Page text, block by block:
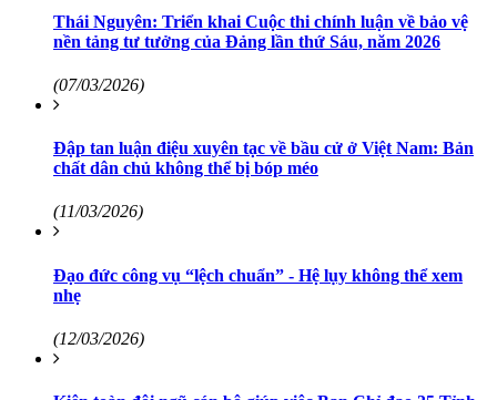
Thái Nguyên: Triển khai Cuộc thi chính luận về bảo vệ
nền tảng tư tưởng của Đảng lần thứ Sáu, năm 2026
(07/03/2026)
Đập tan luận điệu xuyên tạc về bầu cử ở Việt Nam: Bản
chất dân chủ không thể bị bóp méo
(11/03/2026)
Đạo đức công vụ “lệch chuẩn” - Hệ lụy không thể xem
nhẹ
(12/03/2026)